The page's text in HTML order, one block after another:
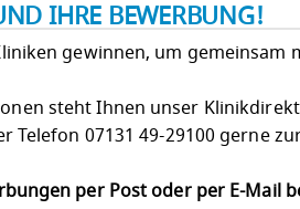
IHRE BEWERBUNG!
gewinnen, um gemeinsam
steht Ihnen unser
07131 49-29100 gerne
per Post oder per E-Mail